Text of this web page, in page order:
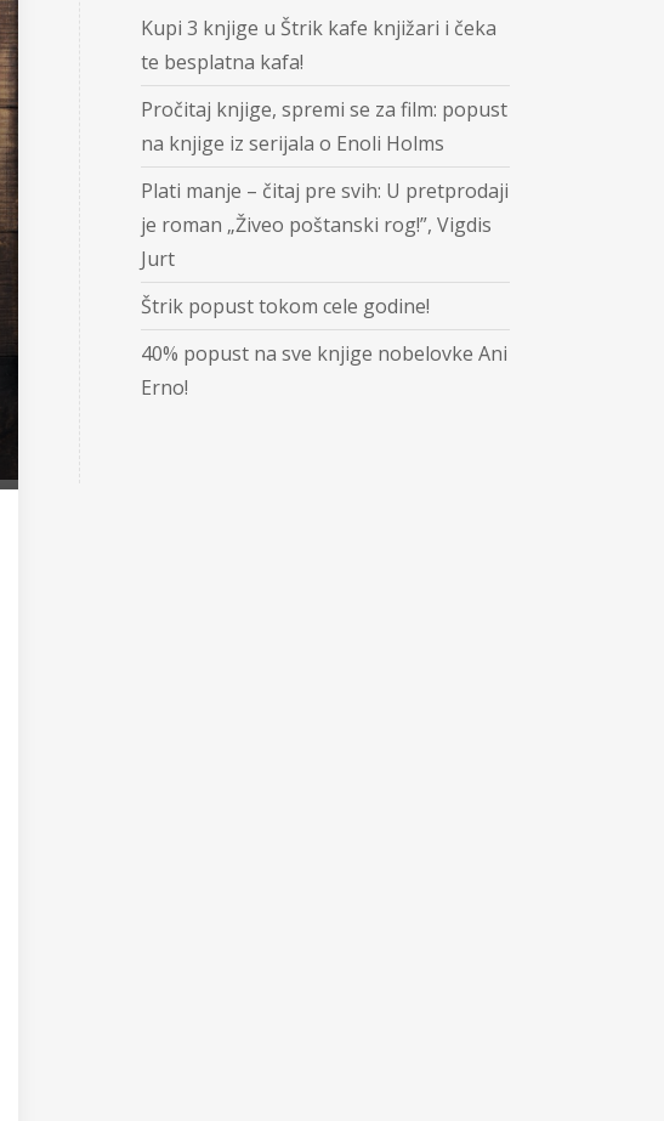
Kupi 3 knjige u Štrik kafe knjižari i čeka
te besplatna kafa!
Pročitaj knjige, spremi se za film: popust
na knjige iz serijala o Enoli Holms
Plati manje – čitaj pre svih: U pretprodaji
je roman „Živeo poštanski rog!”, Vigdis
Jurt
Štrik popust tokom cele godine!
40% popust na sve knjige nobelovke Ani
Erno!